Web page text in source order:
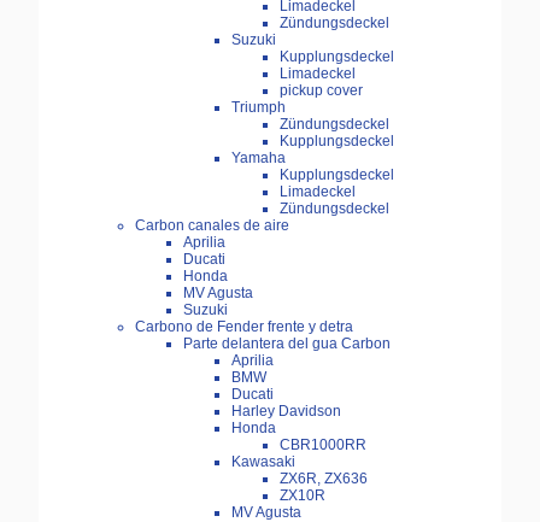
Limadeckel
Zündungsdeckel
Suzuki
Kupplungsdeckel
Limadeckel
pickup cover
Triumph
Zündungsdeckel
Kupplungsdeckel
Yamaha
Kupplungsdeckel
Limadeckel
Zündungsdeckel
Carbon canales de aire
Aprilia
Ducati
Honda
MV Agusta
Suzuki
Carbono de Fender frente y detra
Parte delantera del gua Carbon
Aprilia
BMW
Ducati
Harley Davidson
Honda
CBR1000RR
Kawasaki
ZX6R, ZX636
ZX10R
MV Agusta